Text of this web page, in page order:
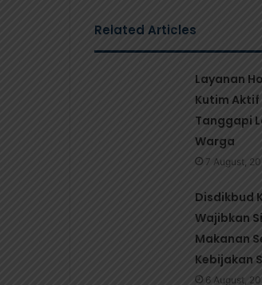
Related Articles
Layanan
Kutim Aktif
Tanggapi
Warga
7 August,
Disdikbud
Wajibkan
Makanan
Kebijakan
6 August,